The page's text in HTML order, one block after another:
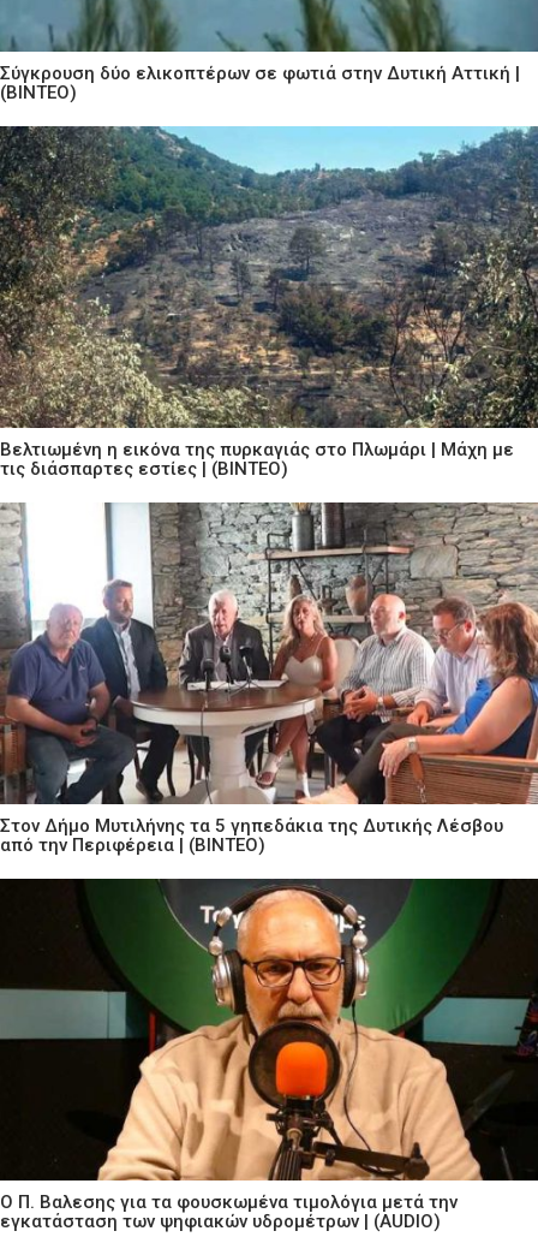
Σύγκρουση δύο ελικοπτέρων σε φωτιά στην Δυτική Αττική |
(ΒΙΝΤΕΟ)
Βελτιωμένη η εικόνα της πυρκαγιάς στο Πλωμάρι | Μάχη με
τις διάσπαρτες εστίες | (ΒΙΝΤΕΟ)
Στον Δήμο Μυτιλήνης τα 5 γηπεδάκια της Δυτικής Λέσβου
από την Περιφέρεια | (ΒΙΝΤΕΟ)
Ο Π. Βαλεσης για τα φουσκωμένα τιμολόγια μετά την
εγκατάσταση των ψηφιακών υδρομέτρων | (AUDIO)